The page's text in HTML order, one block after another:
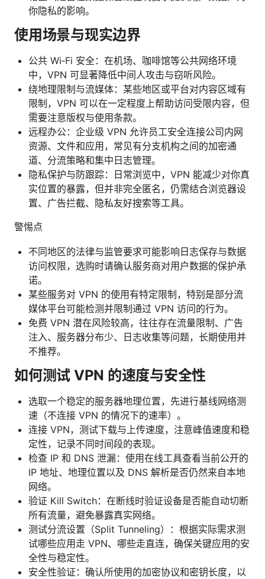
你隐私的影响。
使用场景与现实边界
公共 Wi‑Fi 安全：在机场、咖啡馆等公共网络环境
中，VPN 可显著降低中间人攻击与窃听风险。
绕地理限制与流媒体：某些地区或平台对内容区域有
限制，VPN 可以在一定程度上帮助访问受限内容，但
需要注意版权与使用条款。
远程办公：企业级 VPN 允许员工安全连接公司内网
资源、文件和应用，常见有分支机构之间的加密通
道、分流策略和集中日志管理。
隐私保护与防跟踪：日常浏览中，VPN 能减少对你真
实位置的暴露，但并非完全匿名，仍需结合浏览器设
置、广告拦截、隐私友好搜索等工具。
警惕点
不同地区的法律与监管要求可能影响日志保存与数据
访问权限，选购时请确认服务商对用户数据的保护承
诺。
某些服务对 VPN 的使用有特定限制，特别是部分流
媒体平台可能检测并限制通过 VPN 访问的行为。
免费 VPN 潜在风险较高，往往存在流量限制、广告
注入、服务器分布少、日志收集等问题，长期使用并
不推荐。
如何测试 VPN 的速度与安全性
选取一个稳定的服务器地理位置，先进行基线网络测
速（不连接 VPN 的情况下的速率）。
连接 VPN，测试下载与上传速度，注意峰值速度和稳
定性，记录不同时间段的表现。
检查 IP 和 DNS 泄漏：使用在线工具查看当前公开的
IP 地址、地理位置以及 DNS 解析是否仍然来自本地
网络。
验证 Kill Switch：在断线时验证设备是否能自动切断
所有流量，避免暴露真实网络。
测试分流设置（Split Tunneling）：根据实际需求测
试哪些应用走 VPN、哪些走直连，确保关键应用的安
全性与稳定性。
安全性验证：确认所使用的加密协议和密钥长度，以